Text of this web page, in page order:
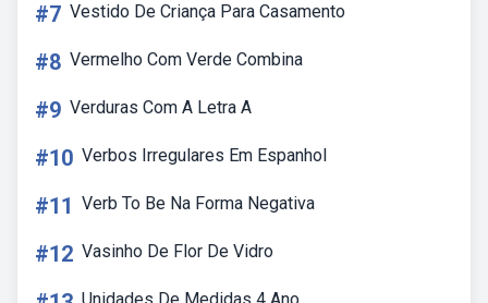
#7 Vestido De Criança Para Casamento
#8 Vermelho Com Verde Combina
#9 Verduras Com A Letra A
#10 Verbos Irregulares Em Espanhol
#11 Verb To Be Na Forma Negativa
#12 Vasinho De Flor De Vidro